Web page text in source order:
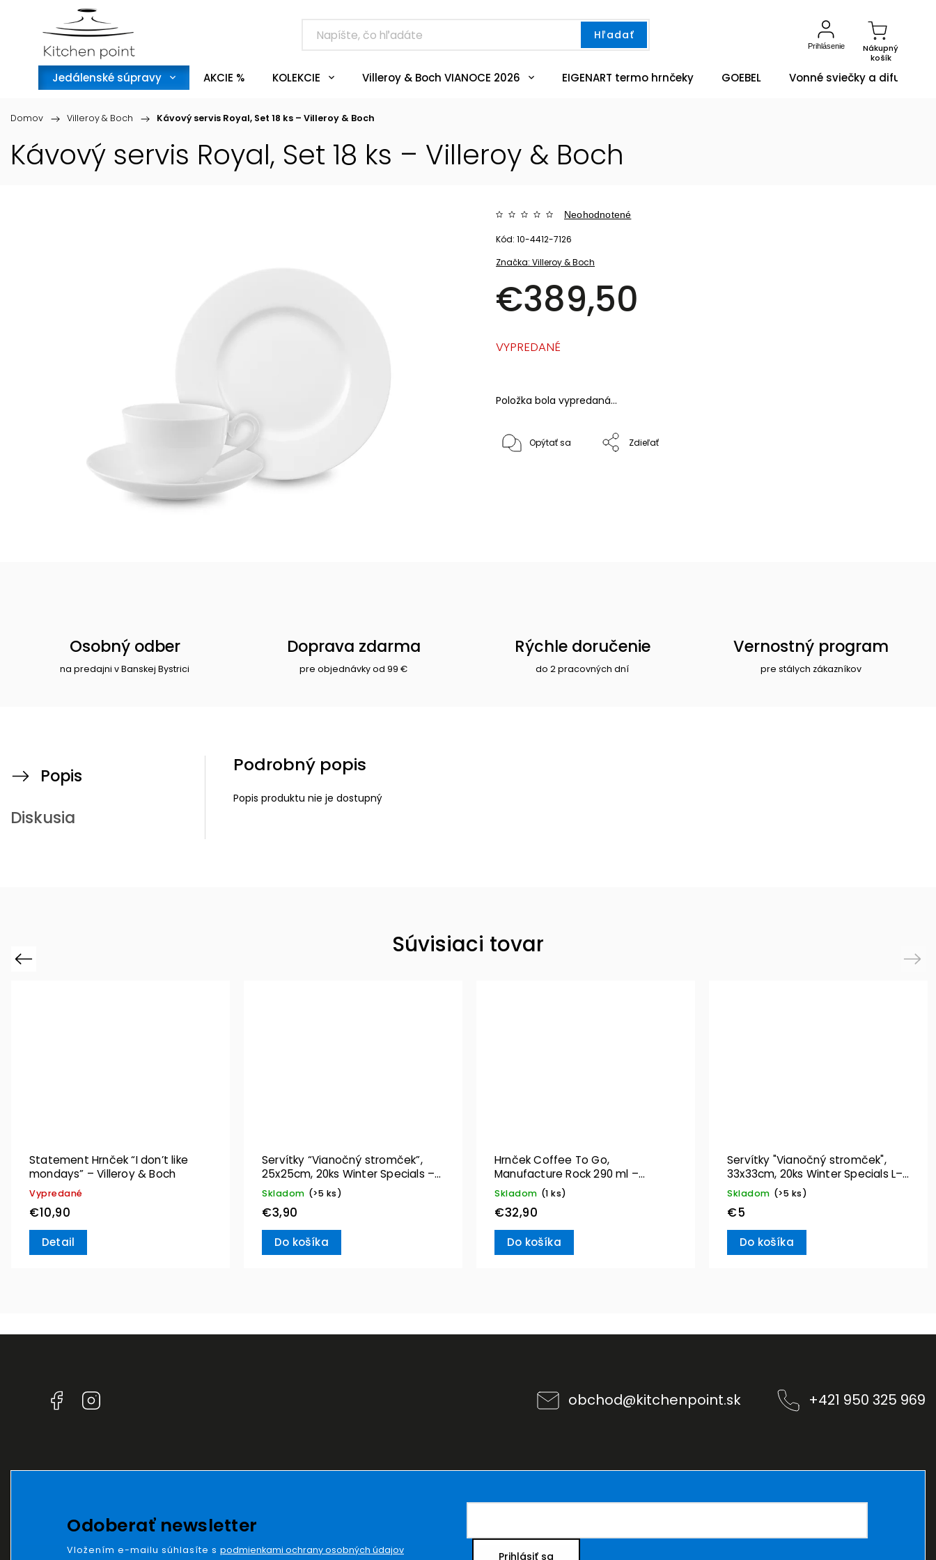
Hľadať
Nákupný
košík
Prihlásenie
Jedálenské súpravy AKCIE % KOLEKCIE Villeroy & Boch VIANOCE 2026 EIGENART termo hrnčeky GOEBEL Vonné sviečky a difuzéry
Domov / Villeroy & Boch / Kávový servis Royal, Set 18 ks – Villeroy & Boch
Kávový servis Royal, Set 18 ks – Villeroy & Boch
Značka:Villeroy & Boch
Neohodnotené
€389,50
Kód: 10-4412-7126
Položka bola vypredaná…
VYPREDANÉ
Opýtať sa Zdieľať
Osobný odber
na predajni v Banskej Bystrici
Doprava zdarma
pre objednávky od 99 €
Rýchle doručenie
do 2 pracovných dní
Vernostný program
pre stálych zákazníkov
Popis
Diskusia
Podrobný popis
Popis produktu nie je dostupný
Súvisiaci tovar
Previous
Statement Hrnček “I don’t like
mondays” – Villeroy & Boch
Vypredané
€10,90
Detail
Servítky “Vianočný stromček”,
25x25cm, 20ks Winter Specials –
Villeroy & Boch
Skladom (>5 ks)
€3,90
Do košíka
Hrnček Coffee To Go,
Manufacture Rock 290 ml –
Villeroy & Boch
Skladom (1 ks)
€32,90
Do košíka
Servítky "Vianočný stromček",
33x33cm, 20ks Winter Specials L–
Villeroy & Boch
Skladom (>5 ks)
€5
Do košíka
Next
Facebook obchod@kitchenpoint.sk +421 950 325 969
Odoberať newsletter
Vložením e-mailu súhlasíte s podmienkami ochrany osobných údajov Prihlásiť sa